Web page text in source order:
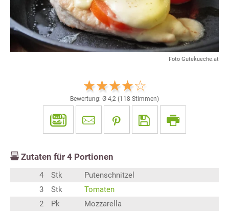
Foto Gutekueche.at
Next
Bewertung: Ø 4,2 (118 Stimmen)
Zutaten für 4 Portionen
4 Stk
Putenschnitzel
3
Stk
Tomaten
2
Pk
Mozzarella